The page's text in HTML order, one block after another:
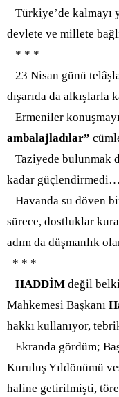
Türkiye’de kalmayı
devlete ve millete
* * *
23 Nisan günü
dışarıda da alkışlarla
Ermeniler
ambalajladılar”
Taziyede bulunmak
kadar güçlendirmedi…
Havanda su döven
sürece, dostluklar
adım da düşmanlık
* * *
HADDİM değil
Mahkemesi Başkanı
hakkı kullanıyor,
Ekranda gördüm;
Kuruluş Yıldönümü
haline getirilmişti,